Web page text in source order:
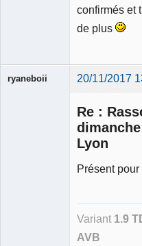
confirmés et
de plus
ryaneboii 20/11/2017
Re :
Lyon
Présent pour
Variant 1.9
AVB